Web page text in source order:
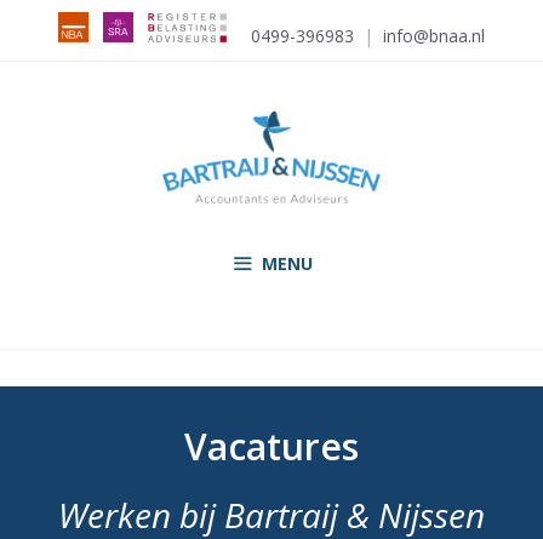
0499-396983 | info@bnaa.nl
MENU
Vacatures
Werken bij Bartraij & Nijssen